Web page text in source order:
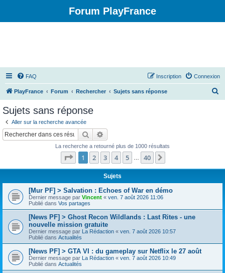
Forum PlayFrance
FAQ Connexion
Inscription
PlayFrance Forum Rechercher Sujets sans réponse
Sujets sans réponse
Aller sur la recherche avancée
Rechercher
La recherche a retourné plus de 1000 résultats
Page 1sur40
1 2 3 4 5 40
Sujets
[Mur PF] > Salvation : Echoes of War en démo
Dernier message par Vincent « ven. 7 août 2026 11:06
Publié dans Vos partages
[News PF] > Ghost Recon Wildlands : Last Rites - une
nouvelle mission gratuite
Dernier message par La Rédaction « ven. 7 août 2026 10:57
Publié dans Actualités
[News PF] > GTA VI : du gameplay sur Netflix le 27 août
Dernier message par La Rédaction « ven. 7 août 2026 10:49
Publié dans Actualités